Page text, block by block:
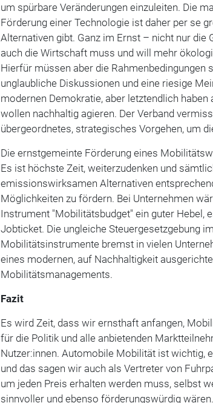
um spürbare Veränderungen einzuleiten. Die
Förderung einer Technologie ist daher per se
Alternativen gibt. Ganz im Ernst – nicht nur die
auch die Wirtschaft muss und will mehr
Hierfür müssen aber die Rahmenbedingungen
unglaubliche Diskussionen und eine riesige
modernen Demokratie, aber letztendlich haben
wollen nachhaltig agieren. Der Verband
übergeordnetes, strategisches Vorgehen, um
Die ernstgemeinte Förderung eines
Es ist höchste Zeit, weiterzudenken und
emissionswirksamen Alternativen
Möglichkeiten zu fördern. Bei Unternehmen
Instrument "Mobilitätsbudget" ein guter Hebel,
Jobticket. Die ungleiche Steuergesetzgebung
Mobilitätsinstrumente bremst in vielen
eines modernen, auf Nachhaltigkeit
Mobilitätsmanagements.
Fazit
Es wird Zeit, dass wir ernsthaft anfangen,
für die Politik und alle anbietenden
Nutzer:innen. Automobile Mobilität ist wichtig,
und das sagen wir auch als Vertreter von
um jeden Preis erhalten werden muss, selbst
sinnvoller und ebenso förderungswürdig